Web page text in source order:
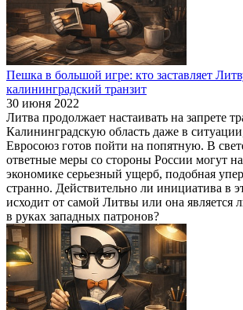
Пешка в большой игре: кто заставляет
калининградский транзит
30 июня 2022
Литва продолжает настаивать на запрете
Калининградскую область даже в
Евросоюз готов пойти на попятную. В
ответные меры со стороны России могут
экономике серьезный ущерб, подобная
странно. Действительно ли инициатива в
исходит от самой Литвы или она является
в руках западных патронов?